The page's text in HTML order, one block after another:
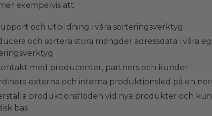
exempelvis att:
och utbildning i våra sorteringsverktyg
och sortera stora mängder adressdata i våra
med producenter, partners och kunder
externa och interna produktionsled på en
produktionsflöden vid nya produkter och
bas